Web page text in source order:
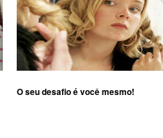
O seu desafio é você mesmo!